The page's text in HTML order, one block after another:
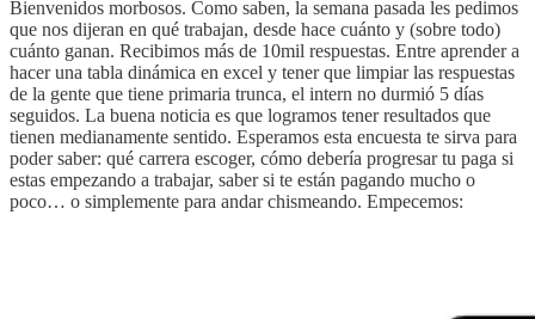
Bienvenidos morbosos. Como saben, la semana pasada les pedimos
que nos dijeran en qué trabajan, desde hace cuánto y (sobre todo)
cuánto ganan. Recibimos más de 10mil respuestas. Entre aprender a
hacer una tabla dinámica en excel y tener que limpiar las respuestas
de la gente que tiene primaria trunca, el intern no durmió 5 días
seguidos. La buena noticia es que logramos tener resultados que
tienen medianamente sentido. Esperamos esta encuesta te sirva para
poder saber: qué carrera escoger, cómo debería progresar tu paga si
estas empezando a trabajar, saber si te están pagando mucho o
poco… o simplemente para andar chismeando. Empecemos: